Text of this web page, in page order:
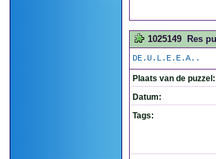
1025149 Res
DE.U.L.E.E.A..
Plaats van de puzzel:
Datum:
Tags: